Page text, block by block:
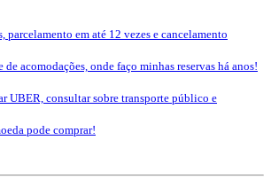
em até 12 vezes e cancelamento
acomodações, onde faço minhas reservas há anos!
UBER, consultar sobre transporte público e
pode comprar!